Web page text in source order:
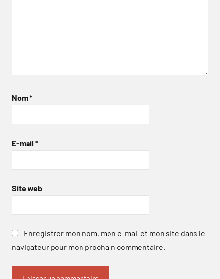
Nom*
E-mail *
Site web
Enregistrer mon nom, mon e-mail et mon site dans le
navigateur pour mon prochain commentaire.